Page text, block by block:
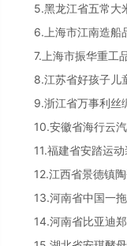
5.黑龙江省五常大
6.上海市江南造船
7.上海市振华重工
8.江苏省好孩子儿
9.浙江省万事利丝
10.安徽省海行云汽
11.福建省安踏运动
12.江西省景德镇陶
13.河南省中国一拖
14.河南省比亚迪郑